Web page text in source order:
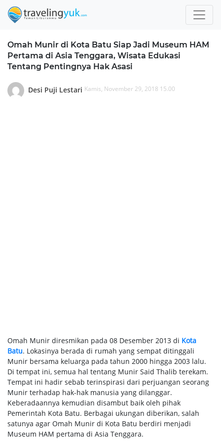
Omah Munir di Kota Batu Siap Jadi Museum HAM
Pertama di Asia Tenggara, Wisata Edukasi
Tentang Pentingnya Hak Asasi
Desi Puji Lestari Kamis, November 29, 2018 15.00
Omah Munir diresmikan pada 08 Desember 2013 di Kota
Batu. Lokasinya berada di rumah yang sempat ditinggali
Munir bersama keluarga pada tahun 2000 hingga 2003 lalu.
Di tempat ini, semua hal tentang Munir Said Thalib terekam.
Tempat ini hadir sebab terinspirasi dari perjuangan seorang
Munir terhadap hak-hak manusia yang dilanggar.
Keberadaannya kemudian disambut baik oleh pihak
Pemerintah Kota Batu. Berbagai ukungan diberikan, salah
satunya agar Omah Munir di Kota Batu berdiri menjadi
Museum HAM pertama di Asia Tenggara.